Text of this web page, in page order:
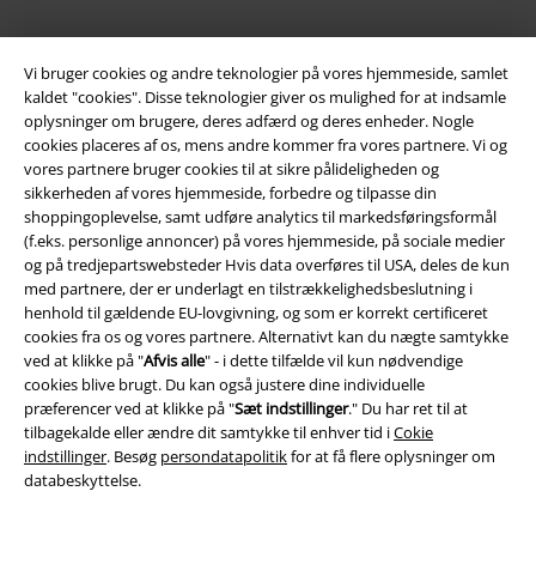
Vi bruger cookies og andre teknologier på vores hjemmeside, samlet
kaldet "cookies". Disse teknologier giver os mulighed for at indsamle
oplysninger om brugere, deres adfærd og deres enheder. Nogle
cookies placeres af os, mens andre kommer fra vores partnere. Vi og
vores partnere bruger cookies til at sikre pålideligheden og
sikkerheden af ​​vores hjemmeside, forbedre og tilpasse din
shoppingoplevelse, samt udføre analytics til markedsføringsformål
(f.eks. personlige annoncer) på vores hjemmeside, på sociale medier
og på tredjepartswebsteder Hvis data overføres til USA, deles de kun
med partnere, der er underlagt en tilstrækkelighedsbeslutning i
henhold til gældende EU-lovgivning, og som er korrekt certificeret
cookies fra os og vores partnere. Alternativt kan du nægte samtykke
ved at klikke på "Afvis alle" - i dette tilfælde vil kun nødvendige
cookies blive brugt. Du kan også justere dine individuelle
præferencer ved at klikke på "Sæt indstillinger." Du har ret til at
tilbagekalde eller ændre dit samtykke til enhver tid iCokie
indstillinger. Besøg persondatapolitikfor at få flere oplysninger om
databeskyttelse.
Juridisk
Salgs-, medlems- & leveringsbetingelser
Om EMP Danmark
Persondatapolitik
Bortskaffelse af affald og miljøbeskyttelse
Overensstemmelseserklæring